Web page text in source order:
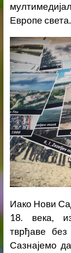
Европе света.
Иако Нови
18. века,
тврђаве
Сазнајемо